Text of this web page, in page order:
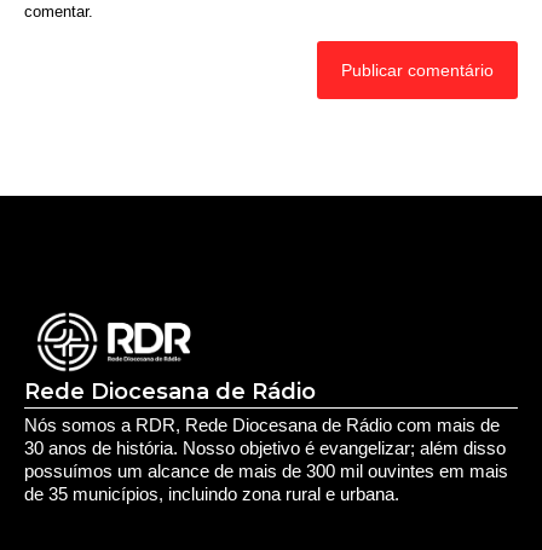
comentar.
Rede Diocesana de Rádio
Nós somos a RDR, Rede Diocesana de Rádio com mais de
30 anos de história. Nosso objetivo é evangelizar; além disso
possuímos um alcance de mais de 300 mil ouvintes em mais
de 35 municípios, incluindo zona rural e urbana.